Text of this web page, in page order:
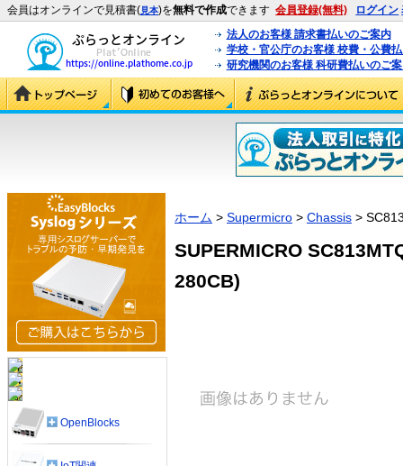
会員はオンラインで見積書(見本)を無料で作成できます 会員登録(無料) ログイン
法人のお客様 請求書払いのご案内
学校・官公庁のお客様 校費・公費
研究機関のお客様 科研費払いのご
ホーム > Supermicro > Chassis >
SUPERMICRO
280CB)
OpenBlocks